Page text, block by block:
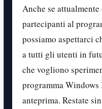
Anche se
partecipanti al
possiamo aspettarci
a tutti gli utenti in
che vogliono
programma
anteprima. Restate